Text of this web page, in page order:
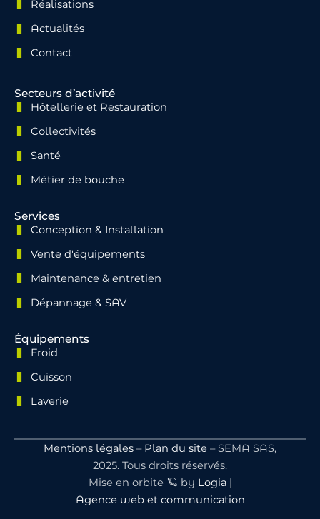
Réalisations
Actualités
Contact
Secteurs d’activité
Hôtellerie et Restauration
Collectivités
Santé
Métier de bouche
Services
Conception & Installation
Vente d'équipements
Maintenance & entretien
Dépannage & SAV
Équipements
Froid
Cuisson
Laverie
Mentions légales – Plan du site – SEMA SAS,
2025. Tous droits réservés.
Mise en orbite 🪐 by Logia |
Agence web et communication